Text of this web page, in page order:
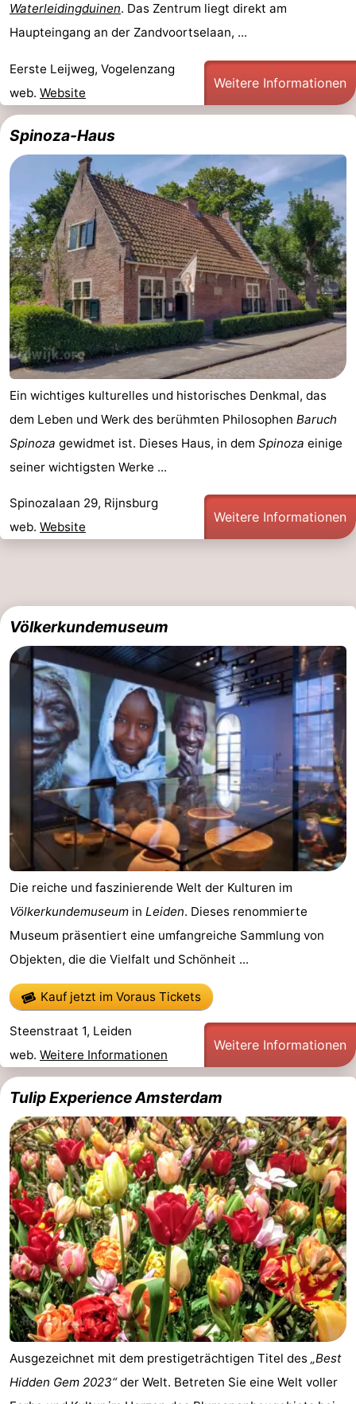
Waterleidingduinen. Das Zentrum liegt direkt am
Haupteingang an der Zandvoortselaan, ...
Eerste Leijweg, Vogelenzang
web. Website
Weitere Informationen
Spinoza-Haus
Ein wichtiges kulturelles und historisches Denkmal, das
dem Leben und Werk des berühmten Philosophen Baruch
Spinoza gewidmet ist. Dieses Haus, in dem Spinoza einige
seiner wichtigsten Werke ...
Spinozalaan 29, Rijnsburg
web. Website
Weitere Informationen
Völkerkundemuseum
Die reiche und faszinierende Welt der Kulturen im
Völkerkundemuseum in Leiden. Dieses renommierte
Museum präsentiert eine umfangreiche Sammlung von
Objekten, die die Vielfalt und Schönheit ...
Kauf jetzt im Voraus Tickets
Steenstraat 1, Leiden
web. Weitere Informationen
Weitere Informationen
Tulip Experience Amsterdam
Ausgezeichnet mit dem prestigeträchtigen Titel des „Best
Hidden Gem 2023“der Welt. Betreten Sie eine Welt voller